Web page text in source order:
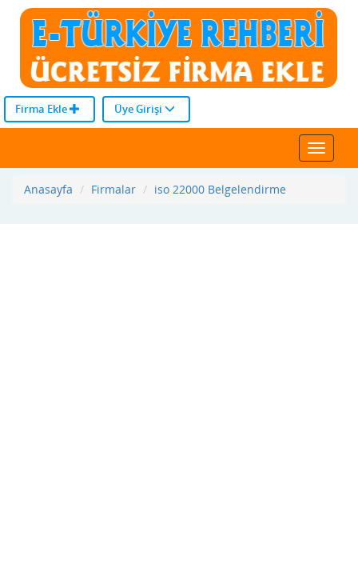
Firma Ekle Üye Girişi
Toggle
Anasayfa
Firmalar iso 22000 Belgelendirme